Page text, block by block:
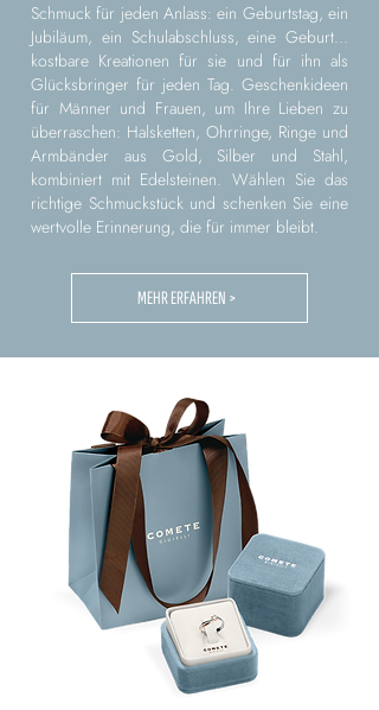
Schmuck für jeden Anlass: ein Geburtstag, ein
Jubiläum, ein Schulabschluss, eine Geburt...
kostbare Kreationen für sie und für ihn als
Glücksbringer für jeden Tag. Geschenkideen
für Männer und Frauen, um Ihre Lieben zu
überraschen: Halsketten, Ohrringe, Ringe und
Armbänder aus Gold, Silber und Stahl,
kombiniert mit Edelsteinen. Wählen Sie das
richtige Schmuckstück und schenken Sie eine
wertvolle Erinnerung, die für immer bleibt.
MEHR ERFAHREN >